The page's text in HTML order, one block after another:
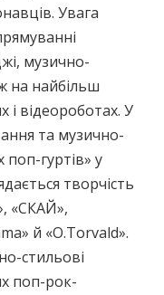
Увага
музично-
на найбільш
і відеороботах. У
та музично-
поп-гуртів» у
творчість
«СКАЙ»,
й «O.Torvald».
стильові
поп-рок-